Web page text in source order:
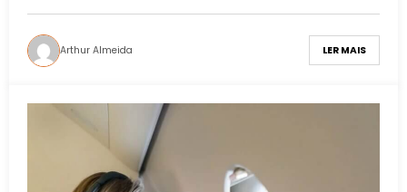
Arthur Almeida LER MAIS